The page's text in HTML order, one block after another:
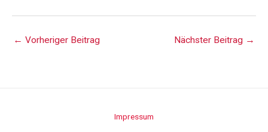
← Vorheriger Beitrag Nächster Beitrag →
Impressum